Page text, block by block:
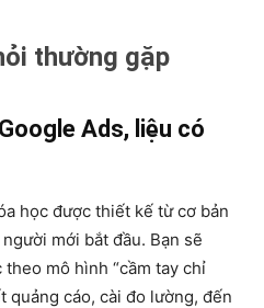
thường gặp
Ads, liệu có
học được thiết kế từ cơ bản
mới bắt đầu. Bạn sẽ
mô hình “cầm tay chỉ
quảng cáo, cài đo lường, đến